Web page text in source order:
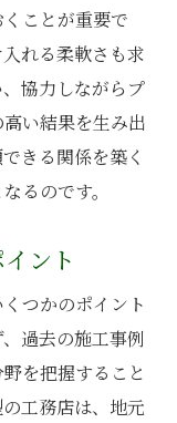
ことが重要で
れる柔軟さも求
協力しながらプ
い結果を生み出
きる関係を築く
るのです。
ント
つかのポイント
過去の施工事例
を把握すること
工務店は、地元